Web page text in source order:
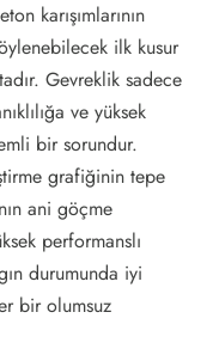
karışımlarının
ilk kusur
Gevreklik sadece
ve yüksek
bir sorundur.
grafiğinin tepe
ani göçme
performanslı
durumunda iyi
bir olumsuz